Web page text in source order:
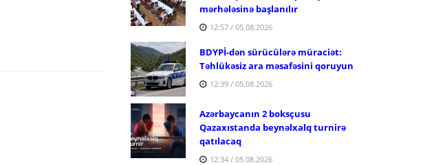
mərhələsinə başlanılır
12:57 / 05.08.2026
BDYPİ-dən sürücülərə müraciət:
Təhlükəsiz ara məsafəsini qoruyun
12:39 / 05.08.2026
Azərbaycanın 2 boksçusu
Qazaxıstanda beynəlxalq turnirə
qatılacaq
12:34 / 05.08.2026